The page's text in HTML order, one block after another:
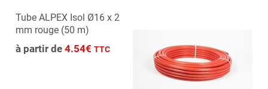
Tube ALPEX Isol Ø16 x 2
mm rouge (50 m)
à partir de 4.54€ TTC